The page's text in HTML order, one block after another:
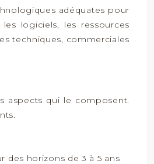
adéquates pour
logiciels, les ressources
techniques, commerciales
aspects qui le composent.
des horizons de 3 à 5 ans